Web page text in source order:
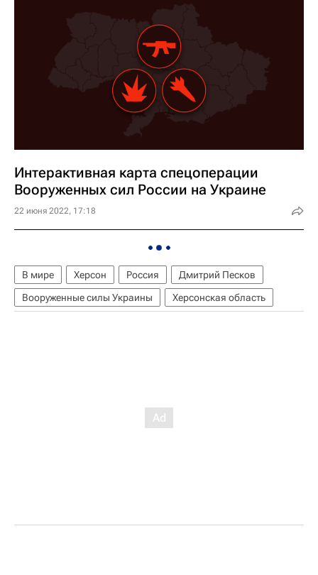
Интерактивная карта спецоперации
Вооруженных сил России на Украине
22 июня 2022, 17:18
В мире Херсон Россия
Дмитрий Песков
Вооруженные силы Украины
Херсонская область